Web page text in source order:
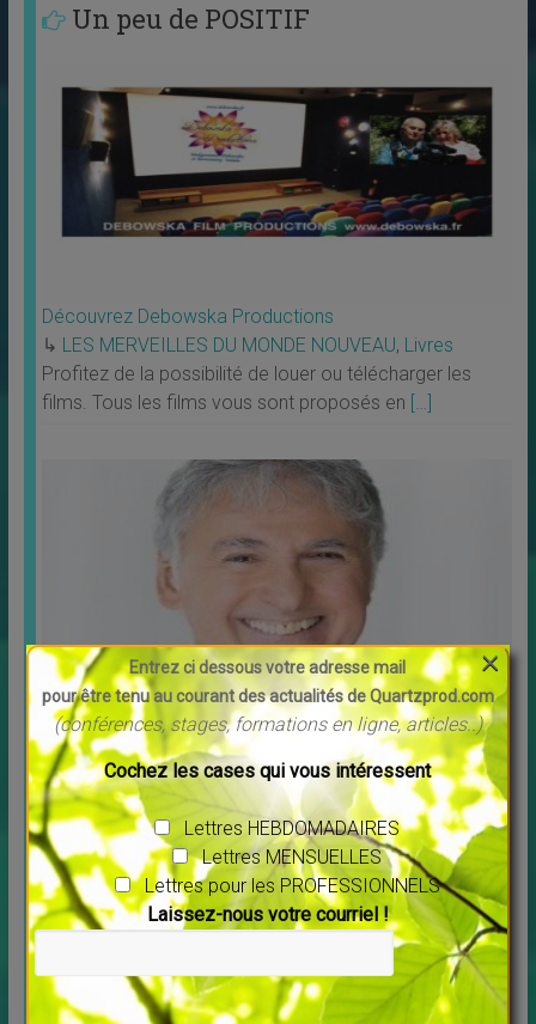
Un peu de POSITIF
Découvrez Debowska Productions
↳ LES MERVEILLES DU MONDE NOUVEAU, Livres
Profitez de la possibilité de louer ou télécharger les
films. Tous les films vous sont proposés en […]
Message pour l’année 2025 Maitre Saint Germain
↳LES MERVEILLES DU MONDE NOUVEAU
Vous voulez écouter ce message cliquer sur ce lien :[…]
Entrez ci dessous votre adresse mail
pour être tenu au courant des actualités de Quartzprod.com
(conférences, stages, formations en ligne, articles..)
Cochez les cases qui vous intéressent
Lettres HEBDOMADAIRES
Lettres MENSUELLES
Lettres pour les PROFESSIONNELS
Laissez-nous votre courriel !
Veuillez laisser ce champ vide.
×